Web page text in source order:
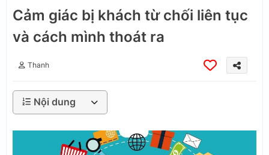
Cảm giác bị khách từ chối liên tục
và cách mình thoát ra
Thanh
Nội dung